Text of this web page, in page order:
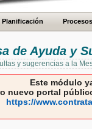
Planificación Procesos
de Ayuda y
y sugerencias a la
Este módulo
nuevo portal
https://